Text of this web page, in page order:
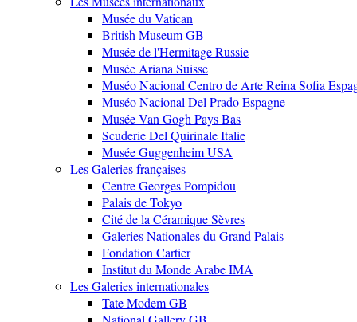
Musée du Vatican
British Museum GB
Musée de l'Hermitage Russie
Musée Ariana Suisse
Muséo Nacional Centro de Arte Reina Sofia
Muséo Nacional Del Prado Espagne
Musée Van Gogh Pays Bas
Scuderie Del Quirinale Italie
Musée Guggenheim USA
Les Galeries françaises
Centre Georges Pompidou
Palais de Tokyo
Cité de la Céramique Sèvres
Galeries Nationales du Grand Palais
Fondation Cartier
Institut du Monde Arabe IMA
Les Galeries internationales
Tate Modem GB